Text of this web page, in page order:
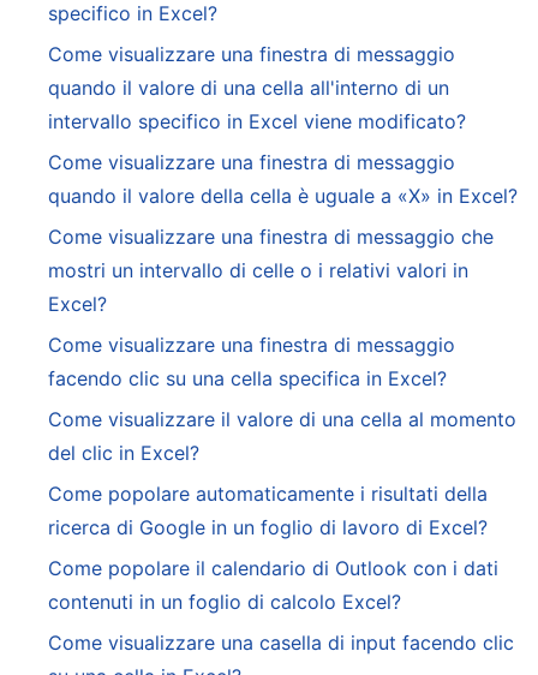
specifico in Excel?
Come visualizzare una finestra di messaggio
quando il valore di una cella all'interno di un
intervallo specifico in Excel viene modificato?
Come visualizzare una finestra di messaggio
quando il valore della cella è uguale a «X» in Excel?
Come visualizzare una finestra di messaggio che
mostri un intervallo di celle o i relativi valori in
Excel?
Come visualizzare una finestra di messaggio
facendo clic su una cella specifica in Excel?
Come visualizzare il valore di una cella al momento
del clic in Excel?
Come popolare automaticamente i risultati della
ricerca di Google in un foglio di lavoro di Excel?
Come popolare il calendario di Outlook con i dati
contenuti in un foglio di calcolo Excel?
Come visualizzare una casella di input facendo clic